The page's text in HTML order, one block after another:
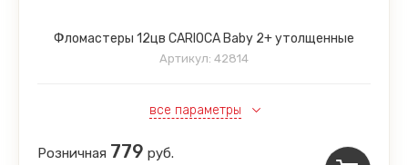
Фломастеры 12цв CARIOCA Baby 2+ утолщенные
Артикул: 42814
все параметры
Розничная 779 руб.